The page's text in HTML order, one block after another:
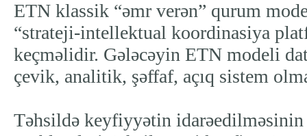
ETN klassik “əmr verən” qurum
“strateji-intellektual koordinasiya
keçməlidir. Gələcəyin ETN modeli
çevik, analitik, şəffaf, açıq sistem
Təhsildə keyfiyyətin idarəedilməsinin